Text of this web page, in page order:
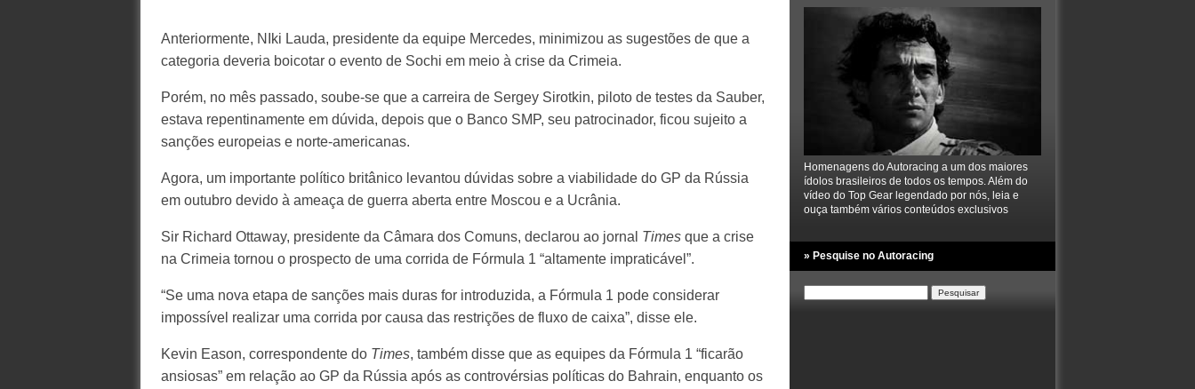
Anteriormente, NIki Lauda, presidente da equipe Mercedes, minimizou as sugestões de que a
categoria deveria boicotar o evento de Sochi em meio à crise da Crimeia.
Porém, no mês passado, soube-se que a carreira de Sergey Sirotkin, piloto de testes da Sauber,
estava repentinamente em dúvida, depois que o Banco SMP, seu patrocinador, ficou sujeito a
sanções europeias e norte-americanas.
Agora, um importante político britânico levantou dúvidas sobre a viabilidade do GP da Rússia
em outubro devido à ameaça de guerra aberta entre Moscou e a Ucrânia.
Sir Richard Ottaway, presidente da Câmara dos Comuns, declarou ao jornal Timesque a crise
na Crimeia tornou o prospecto de uma corrida de Fórmula 1 “altamente impraticável”.
“Se uma nova etapa de sanções mais duras for introduzida, a Fórmula 1 pode considerar
impossível realizar uma corrida por causa das restrições de fluxo de caixa”, disse ele.
Kevin Eason, correspondente do Times, também disse que as equipes da Fórmula 1 “ficarão
ansiosas” em relação ao GP da Rússia após as controvérsias políticas do Bahrain, enquanto os
Homenagens do Autoracing a um dos maiores
ídolos brasileiros de todos os tempos. Além do
vídeo do Top Gear legendado por nós, leia e
ouça também vários conteúdos exclusivos
» Pesquise no Autoracing
Pesquisar
por: